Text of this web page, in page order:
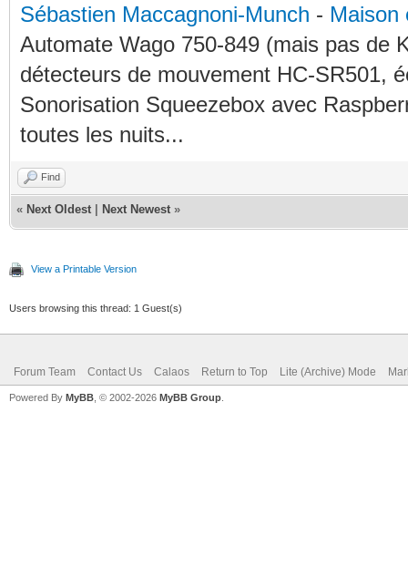
Sébastien Maccagnoni-Munch - Maison
Automate Wago 750-849 (mais pas de
détecteurs de mouvement HC-SR501,
Sonorisation Squeezebox avec
toutes les nuits...
Find
« Next Oldest Next Newest »
View a Printable Version
Users browsing this thread: 1 Guest(s)
Forum Team Contact Us Calaos Return to Top Lite (Archive) Mode
Powered By MyBB , © 2002-2026 MyBB Group